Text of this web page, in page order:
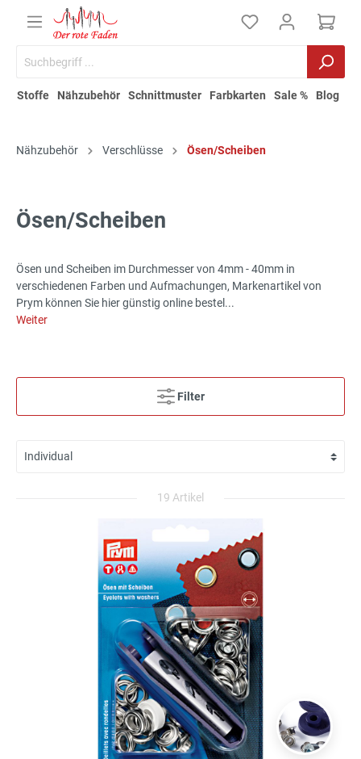
Stoffe Nähzubehör Schnittmuster Farbkarten Sale % Blog
Nähzubehör Verschlüsse Ösen/Scheiben
Ösen/Scheiben
Ösen und Scheiben im Durchmesser von 4mm - 40mm in
verschiedenen Farben und Aufmachungen, Markenartikel von
Prym können Sie hier günstig online bestel...
Weiter
Filter
19 Artikel